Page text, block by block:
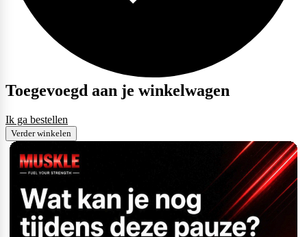
Toegevoegd aan je winkelwagen
Ik ga bestellen
Verder winkelen